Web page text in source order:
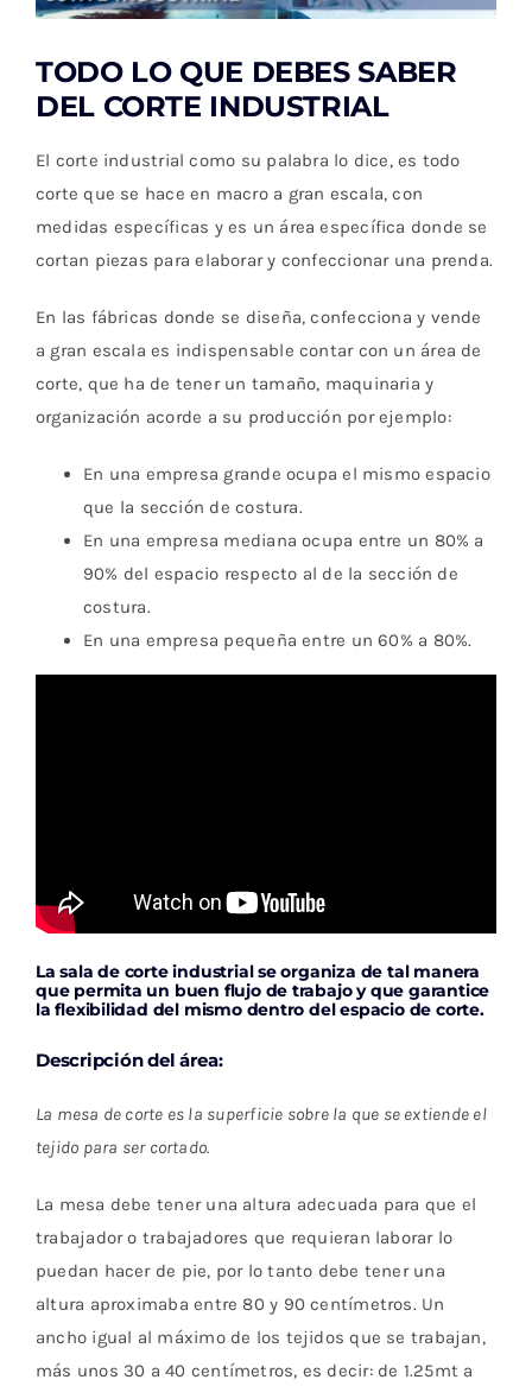
TODO LO QUE DEBES SABER
DEL CORTE INDUSTRIAL
El corte industrial como su palabra lo dice, es todo
corte que se hace en macro a gran escala, con
medidas específicas y es un área específica donde se
cortan piezas para elaborar y confeccionar una prenda.
En las fábricas donde se diseña, confecciona y vende
a gran escala es indispensable contar con un área de
corte, que ha de tener un tamaño, maquinaria y
organización acorde a su producción por ejemplo:
En una empresa grande ocupa el mismo espacio
que la sección de costura.
En una empresa mediana ocupa entre un 80% a
90% del espacio respecto al de la sección de
costura.
En una empresa pequeña entre un 60% a 80%.
La sala de corte industrial se organiza de tal manera
que permita un buen flujo de trabajo y que garantice
la flexibilidad del mismo dentro del espacio de corte.
Descripción del área:
La mesa de corte es la superficie sobre la que se extiende el
tejido para ser cortado.
La mesa debe tener una altura adecuada para que el
trabajador o trabajadores que requieran laborar lo
puedan hacer de pie, por lo tanto debe tener una
altura aproximaba entre 80 y 90 centímetros. Un
ancho igual al máximo de los tejidos que se trabajan,
más unos 30 a 40 centímetros, es decir: de 1.25mt a